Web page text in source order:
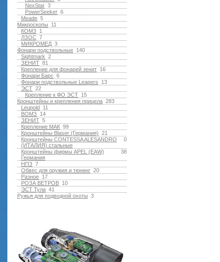
3
NexStar
6
PowerSeeker
5
Meade
11
Микроскопы
1
КОМЗ
7
ЛЗОС
3
МИКРОМЕД
140
Фонари подствольные
2
Sightmark
81
ЗЕНИТ
16
Крепление для фонарей зенит
6
Фонари Барс
13
Фонари подствольные Leapers
22
ЭСТ
15
Крепление к ФО ЭСТ
283
Кронштейны и крепления прицела
11
Leupold
14
ВОМЗ
5
ЗЕНИТ
99
Крепление МАК
21
Кронштейны Blaser (Германия)
0
Кронштейны CONTESSA ALESANDRO
(ИТАЛИЯ) стальные
38
Кронштейны фирмы APEL (EAW)
Германия
7
НПЗ
20
Обвес для оружия и тюнинг
17
Разное
10
РОЗА ВЕТРОВ
41
ЭСТ Тула
3
Ружья для подводной оxоты